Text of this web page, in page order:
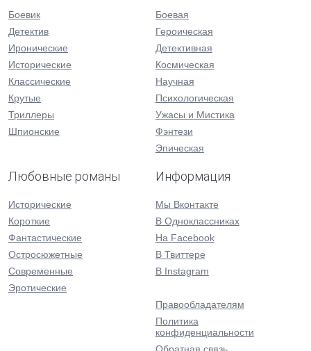
Боевик
Детектив
Иронические
Исторические
Классические
Крутые
Триллеры
Шпионские
Боевая
Героическая
Детективная
Космическая
Научная
Психологическая
Ужасы и Мистика
Фэнтези
Эпическая
Любовные романы
Исторические
Короткие
Фантастические
Остросюжетные
Современные
Эротические
Информация
Мы Вконтакте
В Одноклассниках
На Facebook
В Твиттере
В Instagram
Правообладателям
Политика
конфиденциальности